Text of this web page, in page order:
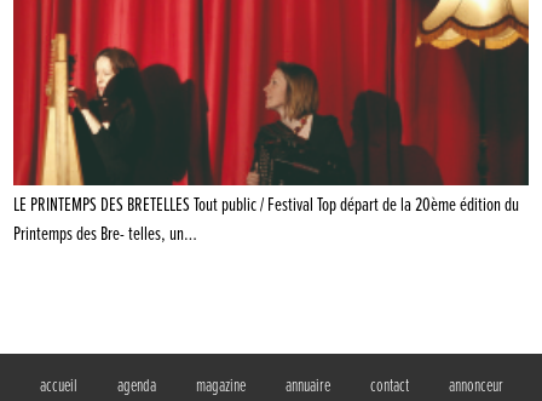
LE PRINTEMPS DES BRETELLES Tout public / Festival Top départ de la 20ème édition du
Printemps des Bre- telles, un…
accueil agenda magazine annuaire contact annonceur